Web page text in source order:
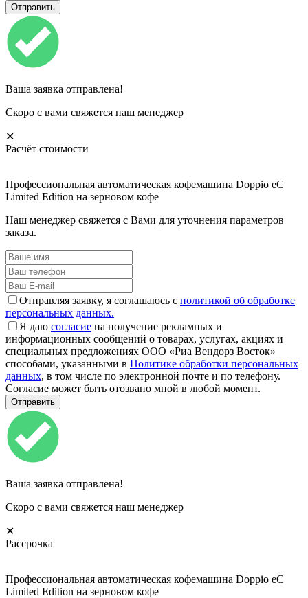
Ваша заявка отправлена!
Скоро с вами свяжется наш менеджер
✕
Расчёт стоимости
Профессиональная автоматическая кофемашина Doppio eC
Limited Edition на зерновом кофе
Наш менеджер свяжется с Вами для уточнения параметров
заказа.
Отправляя заявку, я соглашаюсь с политикой об обработке
персональных данных.
Я даю согласие на получение рекламных и
информационных сообщений о товарах, услугах, акциях и
специальных предложениях ООО «Риа Вендорз Восток»
способами, указанными в Политике обработки персональных
данных, в том числе по электронной почте и по телефону.
Согласие может быть отозвано мной в любой момент.
Ваша заявка отправлена!
Скоро с вами свяжется наш менеджер
✕
Рассрочка
Профессиональная автоматическая кофемашина Doppio eC
Limited Edition на зерновом кофе